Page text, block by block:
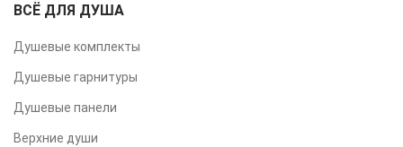
ВСЁ ДЛЯ ДУША
Душевые комплекты
Душевые гарнитуры
Душевые панели
Верхние души